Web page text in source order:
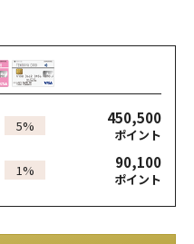
5% 450,500
ポイント
1% 90,100
ポイント